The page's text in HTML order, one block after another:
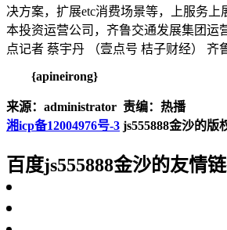
决方案，扩展etc消费场景等，上服务
本投资运营公司，齐鲁交通发展集团运
点记者 蔡宇丹 （壹点号 桔子财经） 齐
{apineirong}
来源：administrator 责编：热播
湘icp备12004976号-3 js555888金沙的版
百度js555888金沙的友情链